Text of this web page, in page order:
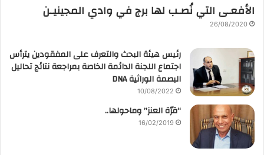
الأفعـى التي نُصـب لها برج في وادي المجينيـن
26/08/2020
رئيس هيئة البحث والتعرف على المفقودين يترأس
اجتماع اللجنة الدائمة الخاصة بمراجعة نتائج تحاليل
البصمة الوراثية DNA
10/08/2022
“قرّة العنز” وماحولها..
16/02/2019